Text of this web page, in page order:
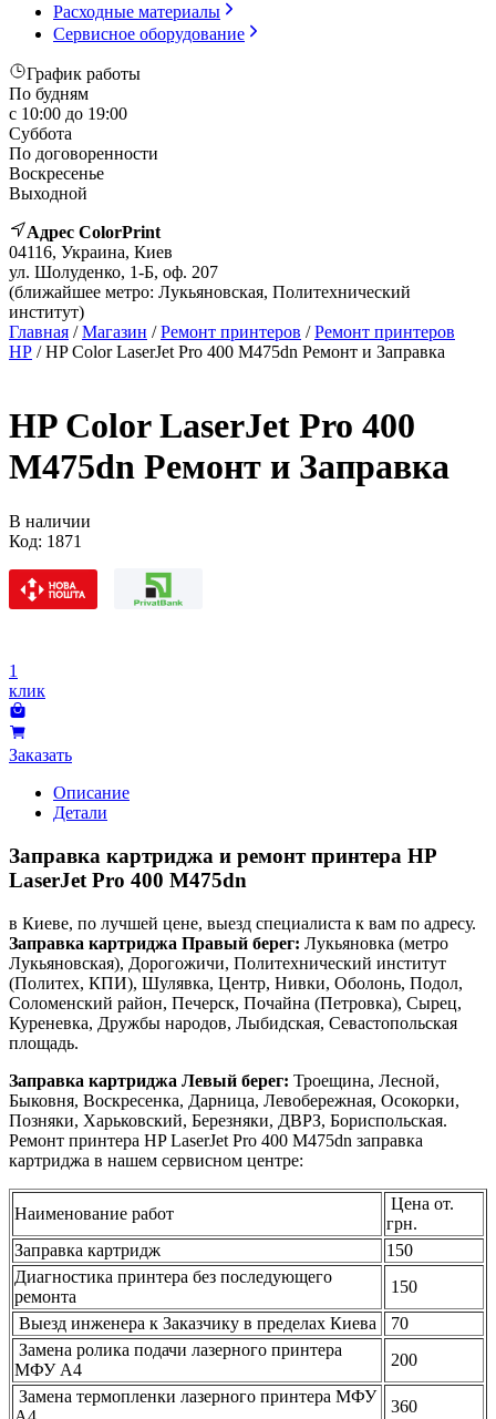
Расходные материалы
Сервисное оборудование
График работы
По будням
с 10:00 до 19:00
Суббота
По договоренности
Воскресенье
Выходной
Адрес ColorPrint
04116, Украина, Киев
ул. Шолуденко, 1-Б, оф. 207
(ближайшее метро: Лукьяновская, Политехнический
институт)
Главная /Магазин /Ремонт принтеров /Ремонт принтеров
HP / HP Color LaserJet Pro 400 M475dn Ремонт и Заправка
HP Color LaserJet Pro 400
M475dn Ремонт и Заправка
В наличии
Код: 1871
1
клик
Заказать
Описание
Детали
Заправка картриджа и ремонт принтера HP
LaserJet Pro 400 M475dn
в Киеве, по лучшей цене, выезд специалиста к вам по адресу.
Заправка картриджа Правый берег: Лукьяновка (метро
Лукьяновская), Дорогожичи, Политехнический институт
(Политех, КПИ), Шулявка, Центр, Нивки, Оболонь, Подол,
Соломенский район, Печерск, Почайна (Петровка), Сырец,
Куреневка, Дружбы народов, Лыбидская, Севастопольская
площадь.
Заправка картриджа Левый берег: Троещина, Лесной,
Быковня, Воскресенка, Дарница, Левобережная, Осокорки,
Позняки, Харьковский, Березняки, ДВРЗ, Бориспольская.
Ремонт принтера HP LaserJet Pro 400 M475dn заправка
картриджа в нашем сервисном центре:
Наименование работ
Цена от.
грн.
Заправка картридж
150
Диагностика принтера без последующего
ремонта
150
Выезд инженера к Заказчику в пределах Киева
70
Замена ролика подачи лазерного принтера
МФУ А4
200
Замена термопленки лазерного принтера МФУ
360